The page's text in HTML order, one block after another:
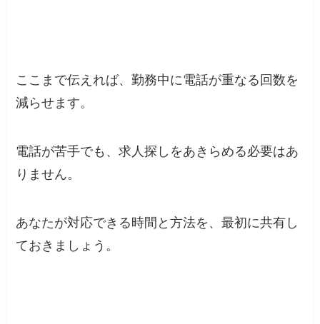
ここまで伝えれば、勤務中に電話が重なる回数を
減らせます。
電話が苦手でも、求人探しをあきらめる必要はあ
りません。
あなたが対応できる時間と方法を、最初に共有し
ておきましょう。